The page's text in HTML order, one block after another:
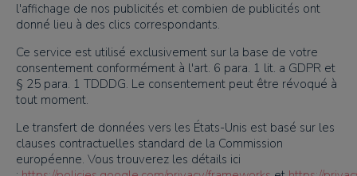
l'affichage de nos publicités et combien de publicités ont
donné lieu à des clics correspondants.
Ce service est utilisé exclusivement sur la base de votre
consentement conformément à l'art. 6 para. 1 lit. a GDPR et
§ 25 para. 1 TDDDG. Le consentement peut être révoqué à
tout moment.
Le transfert de données vers les États-Unis est basé sur les
clauses contractuelles standard de la Commission
européenne. Vous trouverez les détails ici